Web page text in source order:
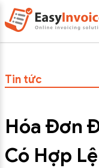
Tin tức
Hóa Đơn
Có Hợp